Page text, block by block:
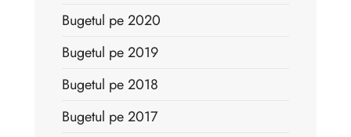
Bugetul pe 2020
Bugetul pe 2019
Bugetul pe 2018
Bugetul pe 2017